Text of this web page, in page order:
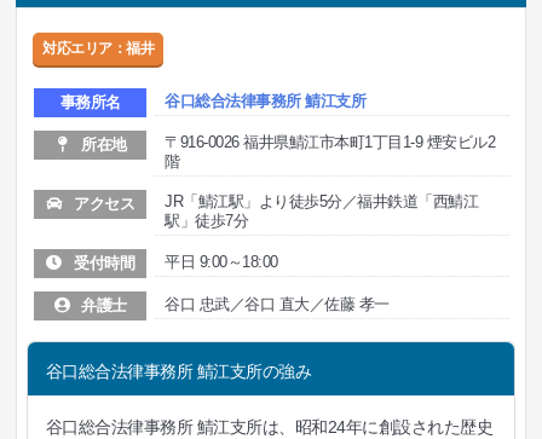
対応エリア：福井
事務所名 谷口総合法律事務所 鯖江支所
所在地
〒916-0026 福井県鯖江市本町1丁目1-9 煙安ビル2
階
アクセス
JR「鯖江駅」より徒歩5分／福井鉄道「西鯖江
駅」徒歩7分
受付時間 平日 9:00～18:00
弁護士 谷口 忠武／谷口 直大／佐藤 孝一
谷口総合法律事務所 鯖江支所の強み
谷口総合法律事務所 鯖江支所は、昭和24年に創設された歴史